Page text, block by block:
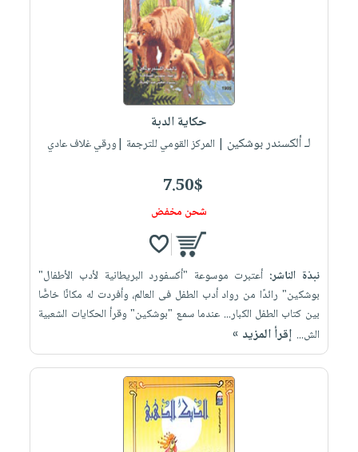
حكاية الدبة
لـ ألكسندر بوشكين | المركز القومي للترجمة |ورقي غلاف عادي
7.50$
شحن مخفض
نبذة الناشر: أعتبرت موسوعة "أكسفورد البريطانية لأدب الأطفال"
بوشكين" رائدًا من رواد أدب الطفل فى العالم، وأفردت له مكانًا خاصًّا
بين كتاب الطفل الكبار... عندما سمع "بوشكين" وقرأ الحكايات الشعبية
الش... إقرأ المزيد »